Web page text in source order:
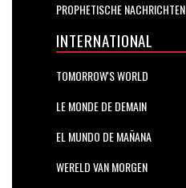
PROPHETISCHE NACHRICHTEN
INTERNATIONAL
TOMORROW'S WORLD
LE MONDE DE DEMAIN
EL MUNDO DE MAÑANA
WERELD VAN MORGEN